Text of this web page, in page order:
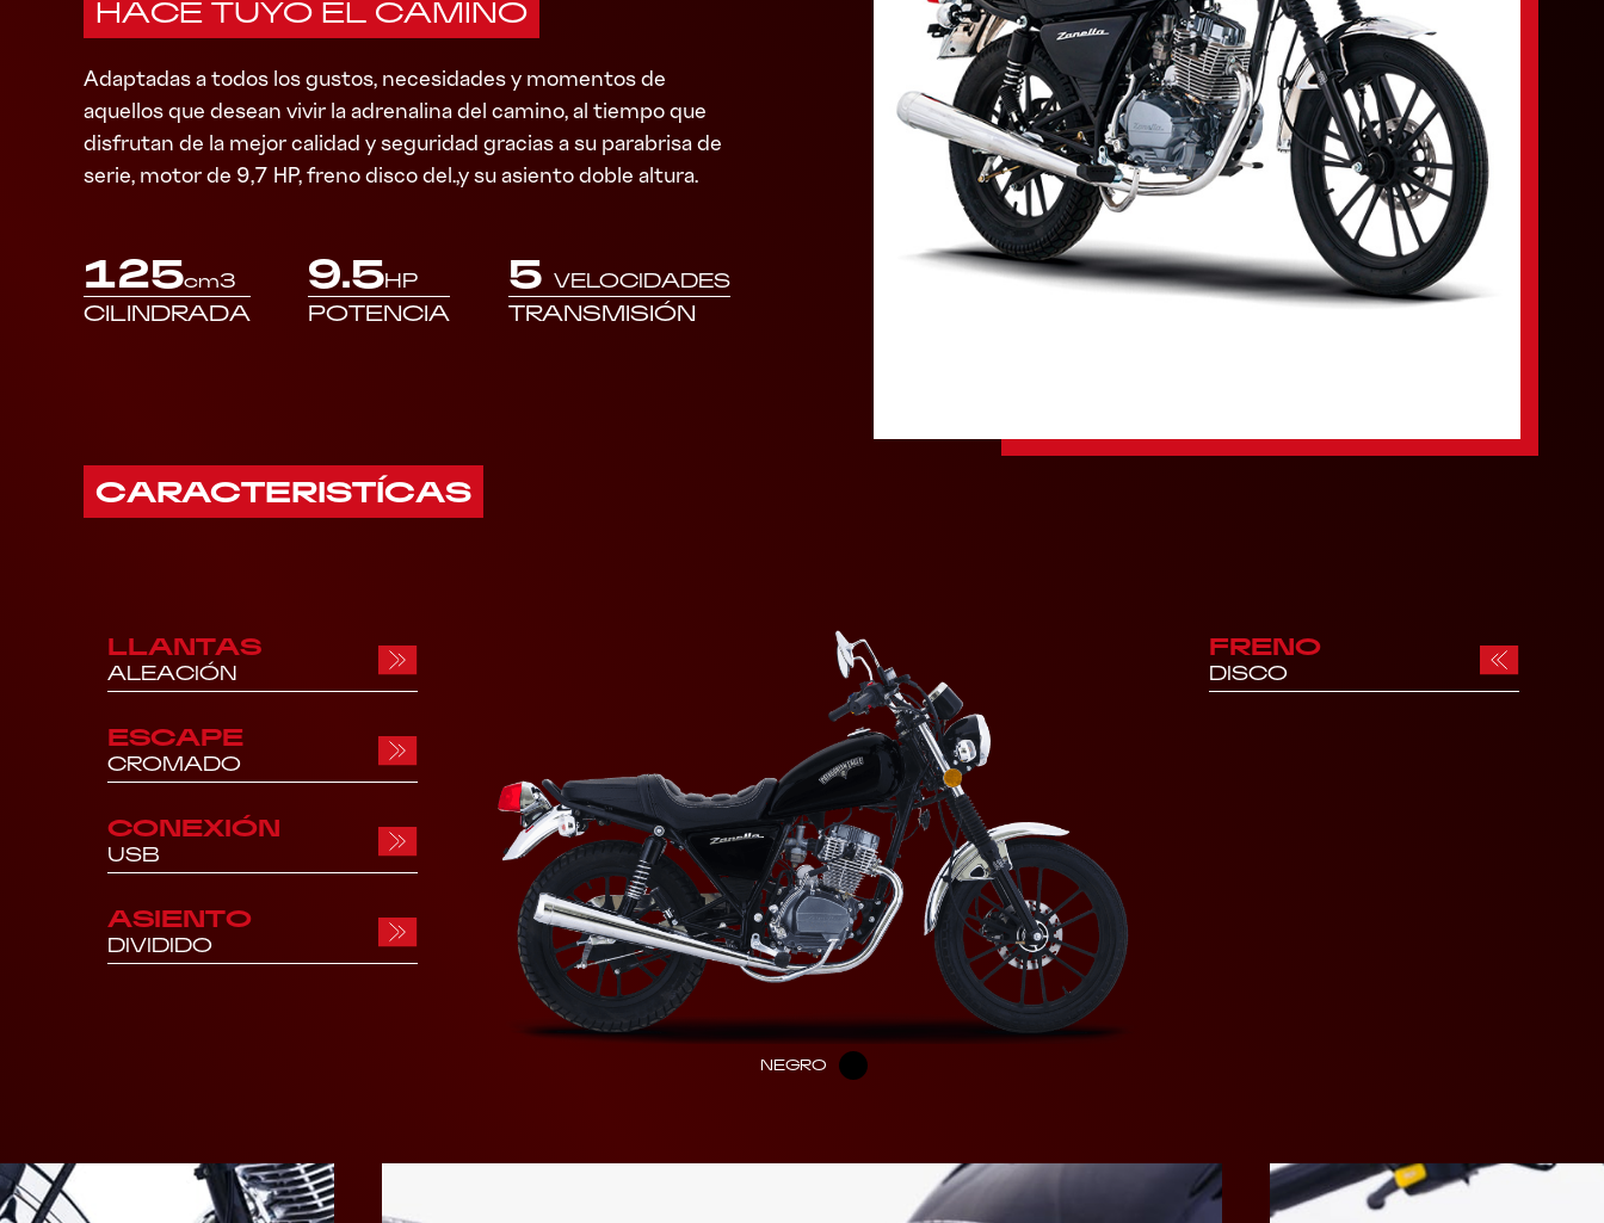
HACE TUYO EL CAMINO
Adaptadas a todos los gustos, necesidades y momentos de
aquellos que desean vivir la adrenalina del camino, al tiempo que
disfrutan de la mejor calidad y seguridad gracias a su parabrisa de
serie, motor de 9,7 HP, freno disco del.,y su asiento doble altura.
125cm3
CILINDRADA
9.5HP
POTENCIA
5 VELOCIDADES
TRANSMISIÓN
CARACTERISTÍCAS
LLANTAS
ALEACIÓN
ESCAPE
CROMADO
CONEXIÓN
USB
ASIENTO
DIVIDIDO
NEGRO
FRENO
DISCO